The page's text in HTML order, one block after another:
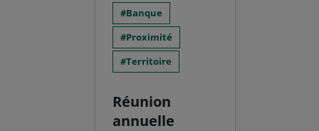
Banque
Proximité
Territoire
Réunion
annuelle